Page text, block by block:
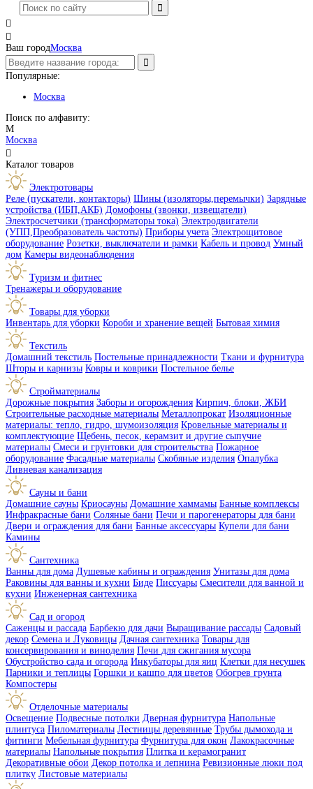


Ваш городМосква
Популярные:
Москва
Поиск по алфавиту:
М
Москва

Каталог товаров
Электротовары
Реле (пускатели, контакторы) Шины (изоляторы,перемычки) Зарядные
устройства (ИБП,АКБ) Домофоны (звонки, извещатели)
Электросчетчики (трансформаторы тока) Электродвигатели
(УПП,Преобразователь частоты) Приборы учета Электрощитовое
оборудование Розетки, выключатели и рамки Кабель и провод Умный
дом Камеры видеонаблюдения
Туризм и фитнес
Тренажеры и оборудование
Товары для уборки
Инвентарь для уборки Короби и хранение вещей Бытовая химия
Текстиль
Домашний текстиль Постельные принадлежности Ткани и фурнитура
Шторы и карнизы Ковры и коврики Постельное белье
Стройматериалы
Дорожные покрытия Заборы и огорождения Кирпич, блоки, ЖБИ
Строительные расходные материалы Металлопрокат Изоляционные
материалы: тепло, гидро, шумоизоляция Кровельные материалы и
комплектующие Щебень, песок, керамзит и другие сыпучие
материалы Смеси и грунтовки для строительства Пожарное
оборудование Фасадные материалы Скобяные изделия Опалубка
Ливневая канализация
Сауны и бани
Домашние сауны Криосауны Домашние хаммамы Банные комплексы
Инфракрасные бани Соляные бани Печи и парогенераторы для бани
Двери и ограждения для бани Банные аксессуары Купели для бани
Камины
Сантехника
Ванны для дома Душевые кабины и ограждения Унитазы для дома
Раковины для ванны и кухни Биде Писсуары Смесители для ванной и
кухни Инженерная сантехника
Сад и огород
Саженцы и рассада Барбекю для дачи Выращивание рассады Садовый
декор Семена и Луковицы Дачная сантехника Товары для
консервирования и виноделия Печи для сжигания мусора
Обустройство сада и огорода Инкубаторы для яиц Клетки для несушек
Парники и теплицы Горшки и кашпо для цветов Обогрев грунта
Компостеры
Отделочные материалы
Освещение Подвесные потолки Дверная фурнитура Напольные
плинтуса Пиломатериалы Лестницы деревянные Трубы дымохода и
фитинги Мебельная фурнитура Фурнитура для окон Лакокрасочные
материалы Напольные покрытия Плитка и керамогранит
Декоративные обои Декор потолка и лепнина Ревизионные люки под
плитку Листовые материалы